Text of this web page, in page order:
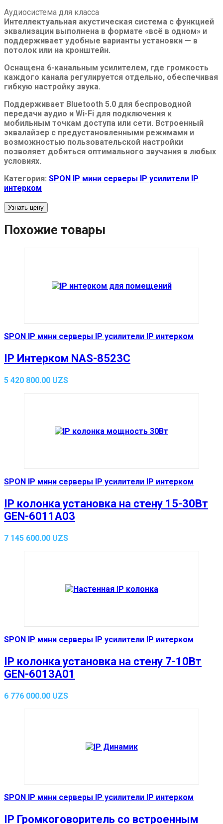
Аудиосистема для класса
Интеллектуальная акустическая система с функцией
эквализации выполнена в формате «всё в одном» и
поддерживает удобные варианты установки — в
потолок или на кронштейн.
Оснащена 6-канальным усилителем, где громкость
каждого канала регулируется отдельно, обеспечивая
гибкую настройку звука.
Поддерживает Bluetooth 5.0 для беспроводной
передачи аудио и Wi-Fi для подключения к
мобильным точкам доступа или сети. Встроенный
эквалайзер с предустановленными режимами и
возможностью пользовательской настройки
позволяет добиться оптимального звучания в любых
условиях.
Категория: SPON IP мини серверы IP усилители IP
интерком
Узнать цену
Похожие товары
SPON IP мини серверы IP усилители IP интерком
IP Интерком NAS-8523C
5 420 800.00 UZS
SPON IP мини серверы IP усилители IP интерком
IP колонка установка на стену 15-30Вт
GEN-6011A03
7 145 600.00 UZS
SPON IP мини серверы IP усилители IP интерком
IP колонка установка на стену 7-10Вт
GEN-6013A01
6 776 000.00 UZS
SPON IP мини серверы IP усилители IP интерком
IP Громкоговоритель со встроенным